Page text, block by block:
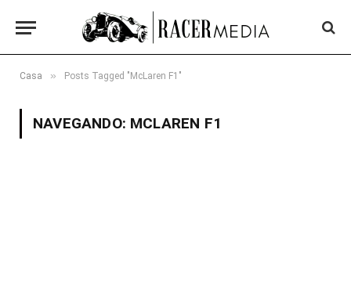
Casa » Posts Tagged "McLaren F1"
NAVEGANDO: MCLAREN F1